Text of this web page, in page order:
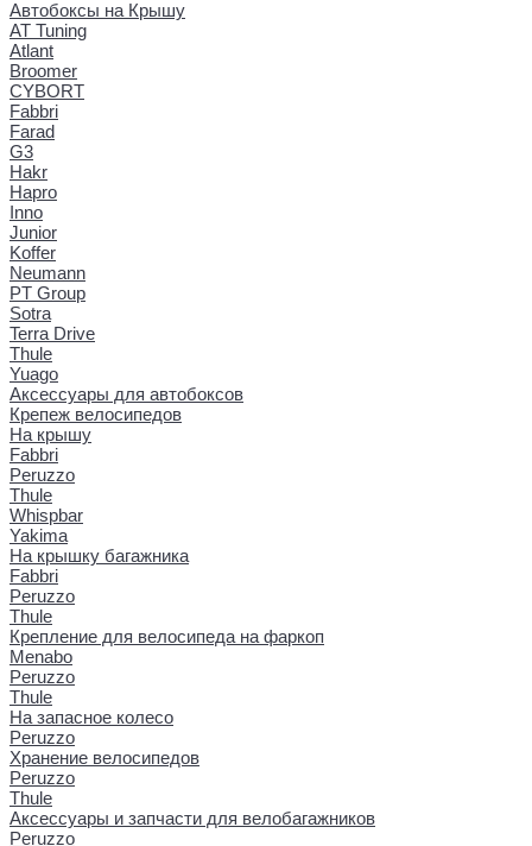
Автобоксы на Крышу
AT Tuning
Atlant
Broomer
CYBORT
Fabbri
Farad
G3
Hakr
Hapro
Inno
Junior
Koffer
Neumann
PT Group
Sotra
Terra Drive
Thule
Yuago
Аксессуары для автобоксов
Крепеж велосипедов
На крышу
Fabbri
Peruzzo
Thule
Whispbar
Yakima
На крышку багажника
Fabbri
Peruzzo
Thule
Крепление для велосипеда на фаркоп
Menabo
Peruzzo
Thule
На запасное колесо
Peruzzo
Хранение велосипедов
Peruzzo
Thule
Аксессуары и запчасти для велобагажников
Peruzzo